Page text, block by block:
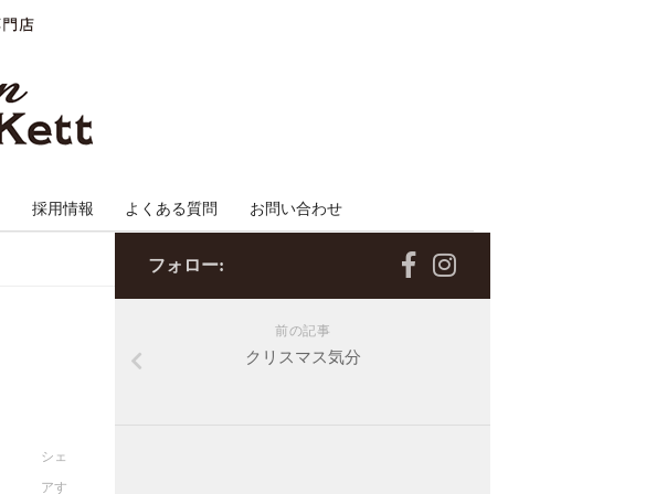
採用情報 よくある質問 お問い合わせ
シェ
アす
フォロー:
前の記事
クリスマス気分